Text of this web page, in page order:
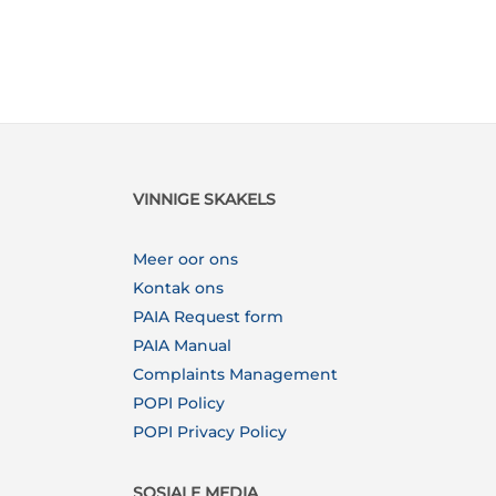
VINNIGE SKAKELS
Meer oor ons
Kontak ons
PAIA Request form
PAIA Manual
Complaints Management
POPI Policy
POPI Privacy Policy